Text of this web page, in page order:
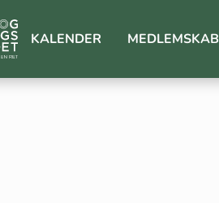
KALENDER MEDLEMSKAB